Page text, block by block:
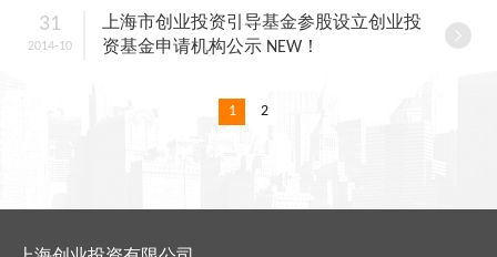
31
2014-10
上海市创业投资引导基金参股设立创业投
资基金申请机构公示 NEW！
1 2